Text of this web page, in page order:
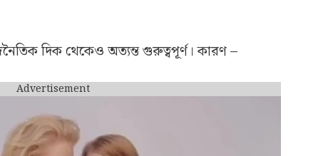
দিক থেকেও অত্যন্ত গুরুত্বপূর্ণ। কারণ –
Advertisement